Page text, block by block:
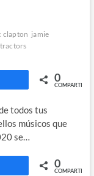
clapton jamie
0
COMPARTIR
todos tus
músicos que
se…
0
COMPARTIR